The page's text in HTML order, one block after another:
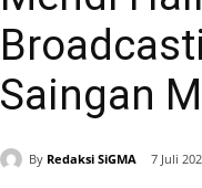
Saingan
By Redaksi SiGMA 7 Juli